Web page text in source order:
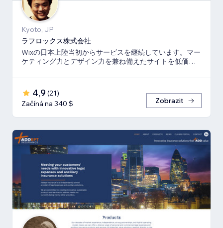
Kyoto, JP
ラフロックス株式会社
Wixの日本上陸当初からサービスを継続しています。マー
ケティング力とデザイン力を兼ね備えたサイトを低価格
4,9 (21)
Začíná na 340 $
Zobrazit